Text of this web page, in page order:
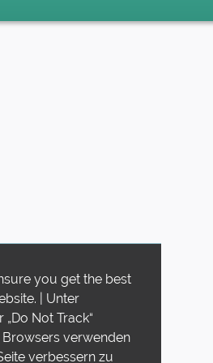
you get the best
| Unter
Not Track“
Browsers verwenden
verbessern zu